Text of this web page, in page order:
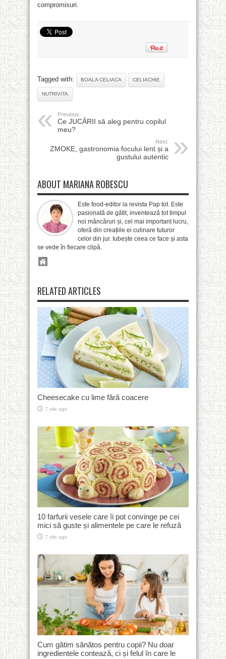
compromisuri.
Tagged with: BOALA CELIACA CELIACHIE
NUTRIVITA
Previous:
Ce JUCĂRII să aleg pentru copilul
meu?
Next:
ZMOKE, gastronomia focului lent și a
gustului autentic
ABOUT MARIANA ROBESCU
Este food-editor la revista Pap tot. Este
pasionată de gătit, inventează tot timpul
noi mâncăruri și, cel mai important lucru,
oferă din creațiile ei culinare tuturor
celor din jur. Iubește ceea ce face și asta
se vede în fiecare clipă.
RELATED ARTICLES
Cheesecake cu lime fără coacere
7 zile ago
10 farfurii vesele care îi pot convinge pe cei
mici să guste și alimentele pe care le refuză
7 zile ago
Cum gătim sănătos pentru copii? Nu doar
ingredientele contează, ci și felul în care le